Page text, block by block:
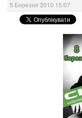
5 Березня 2010 15:07